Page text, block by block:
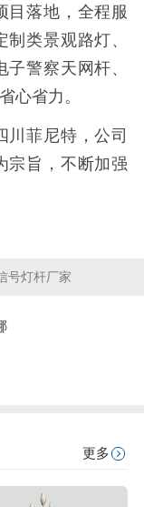
目落地，全程服
类景观路灯、
警察天网杆、
心省力。
川菲尼特，公司
宗旨，不断加强
号灯杆厂家
更多